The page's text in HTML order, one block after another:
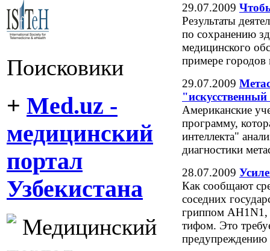
Поисковики
+ Med.uz -
медицинский
портал
Узбекистана
Медицинский
29.07.2009
Результаты
по сохранению
медицинского
примере городов
29.07.2009
Американские
программу,
интеллекта"
диагностики
28.07.2009
Как сообщают
соседних
гриппом АН1N1,
тифом. Это
предупреждению